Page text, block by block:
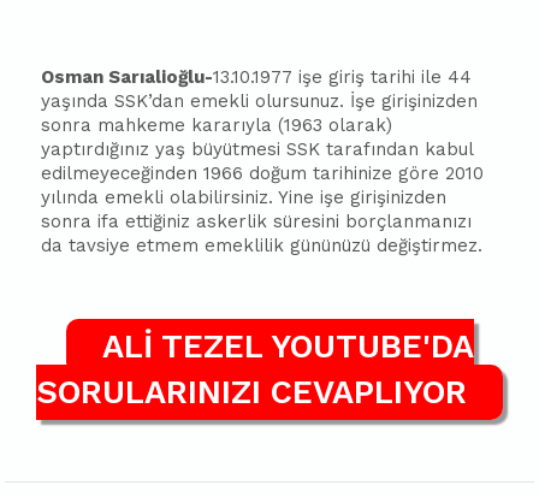
Osman Sarıalioğlu-13.10.1977 işe giriş tarihi ile 44
yaşında SSK’dan emekli olursunuz. İşe girişinizden
sonra mahkeme kararıyla (1963 olarak)
yaptırdığınız yaş büyütmesi SSK tarafından kabul
edilmeyeceğinden 1966 doğum tarihinize göre 2010
yılında emekli olabilirsiniz. Yine işe girişinizden
sonra ifa ettiğiniz askerlik süresini borçlanmanızı
da tavsiye etmem emeklilik gününüzü değiştirmez.
ALİ TEZEL YOUTUBE'DA
SORULARINIZI CEVAPLIYOR